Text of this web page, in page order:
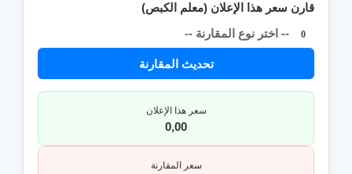
قارن سعر هذا الإعلان (معلم الكبص)
-- اختر نوع المقارنة --
0
تحديث المقارنة
سعر هذا الإعلان
0,00
سعر المقارنة